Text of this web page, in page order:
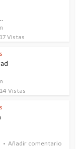
17 Vistas
14 Vistas
Añadir comentario